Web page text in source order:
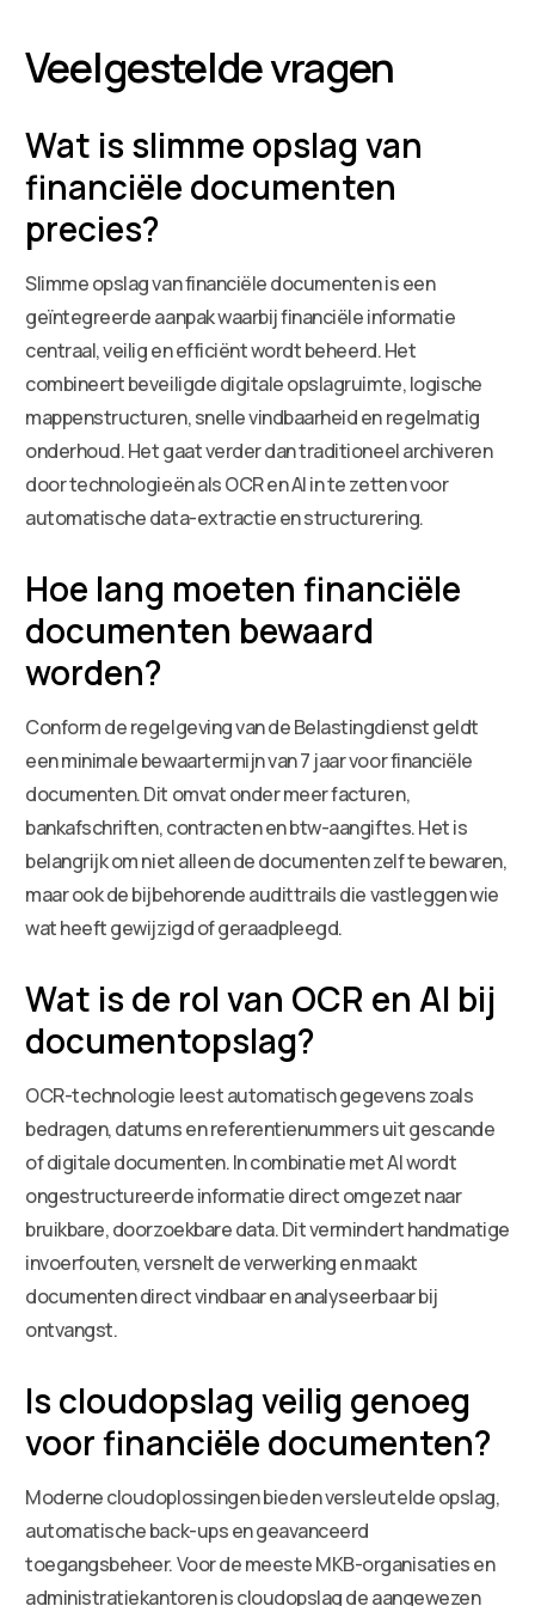
Veelgestelde vragen
Wat is slimme opslag van
financiële documenten
precies?
Slimme opslag van financiële documenten is een
geïntegreerde aanpak waarbij financiële informatie
centraal, veilig en efficiënt wordt beheerd. Het
combineert beveiligde digitale opslagruimte, logische
mappenstructuren, snelle vindbaarheid en regelmatig
onderhoud. Het gaat verder dan traditioneel archiveren
door technologieën als OCR en AI in te zetten voor
automatische data-extractie en structurering.
Hoe lang moeten financiële
documenten bewaard
worden?
Conform de regelgeving van de Belastingdienst geldt
een minimale bewaartermijn van 7 jaar voor financiële
documenten. Dit omvat onder meer facturen,
bankafschriften, contracten en btw-aangiftes. Het is
belangrijk om niet alleen de documenten zelf te bewaren,
maar ook de bijbehorende audittrails die vastleggen wie
wat heeft gewijzigd of geraadpleegd.
Wat is de rol van OCR en AI bij
documentopslag?
OCR-technologie leest automatisch gegevens zoals
bedragen, datums en referentienummers uit gescande
of digitale documenten. In combinatie met AI wordt
ongestructureerde informatie direct omgezet naar
bruikbare, doorzoekbare data. Dit vermindert handmatige
invoerfouten, versnelt de verwerking en maakt
documenten direct vindbaar en analyseerbaar bij
ontvangst.
Is cloudopslag veilig genoeg
voor financiële documenten?
Moderne cloudoplossingen bieden versleutelde opslag,
automatische back-ups en geavanceerd
toegangsbeheer. Voor de meeste MKB-organisaties en
administratiekantoren is cloudopslag de aangewezen